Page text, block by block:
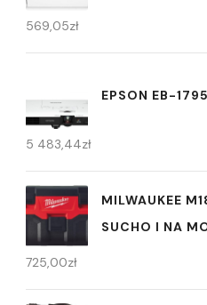
569,05zł
EPSON EB-
5 483,44zł
MILWAUKEE
SUCHO I NA
725,00zł